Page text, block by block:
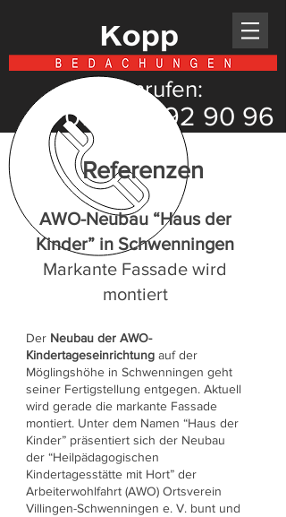
Jetzt anrufen:
07721/ 992 90 96
Referenzen
AWO-Neubau “Haus der
Kinder” in Schwenningen
Markante Fassade wird
montiert
Der Neubau der AWO-
Kindertageseinrichtung auf der
Möglingshöhe in Schwenningen geht
seiner Fertigstellung entgegen. Aktuell
wird gerade die markante Fassade
montiert. Unter dem Namen “Haus der
Kinder” präsentiert sich der Neubau
der “Heilpädagogischen
Kindertagesstätte mit Hort” der
Arbeiterwohlfahrt (AWO) Ortsverein
Villingen-Schwenningen e. V. bunt und